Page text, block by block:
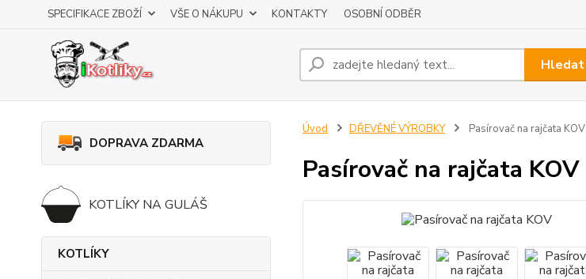
SPECIFIKACE ZBOŽÍ VŠE O NÁKUPU KONTAKTY OSOBNÍ ODBĚR
Hledat
DOPRAVA ZDARMA
KOTLÍKY NA GULÁŠ
KOTLÍKY
Úvod DŘEVĚNÉ VÝROBKY Pasírovač na rajčata KOV
Pasírovač na rajčata KOV